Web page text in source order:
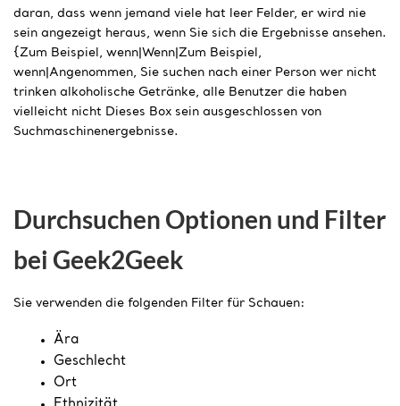
daran, dass wenn jemand viele hat leer Felder, er wird nie
sein angezeigt heraus, wenn Sie sich die Ergebnisse ansehen.
{Zum Beispiel, wenn|Wenn|Zum Beispiel,
wenn|Angenommen, Sie suchen nach einer Person wer nicht
trinken alkoholische Getränke, alle Benutzer die haben
vielleicht nicht Dieses Box sein ausgeschlossen von
Suchmaschinenergebnisse.
Durchsuchen Optionen und Filter
bei Geek2Geek
Sie verwenden die folgenden Filter für Schauen:
Ära
Geschlecht
Ort